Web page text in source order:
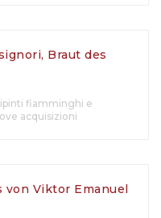
Braut des
fiamminghi e
acquisizioni
Viktor Emanuel